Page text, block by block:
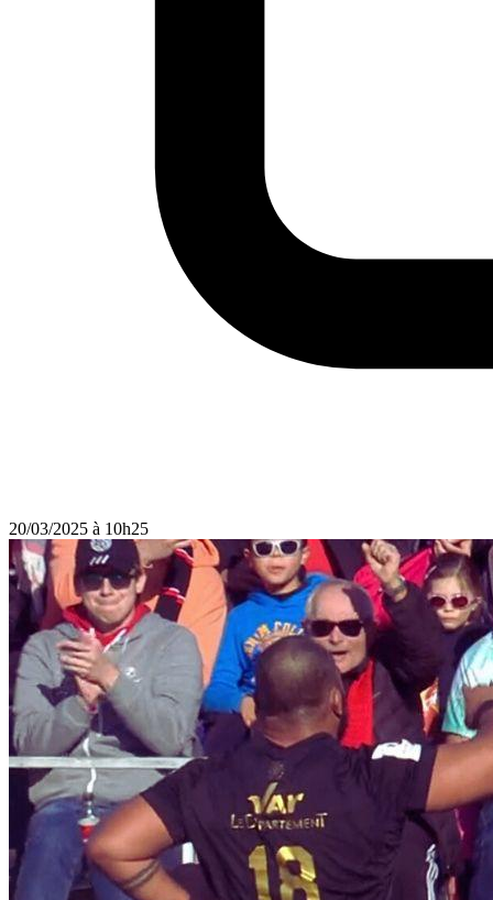
20/03/2025 à 10h25